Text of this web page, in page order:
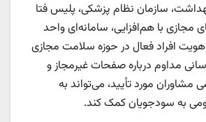
سازمان نظام پزشکی، پلیس فتا
مجازی با هم‌افزایی، سامانه‌ای واحد
هویت افراد فعال در حوزه سلامت مجازی
مداوم درباره صفحات غیرمجاز و
مورد تأیید، می‌تواند به
به سودجویان کمک کند.